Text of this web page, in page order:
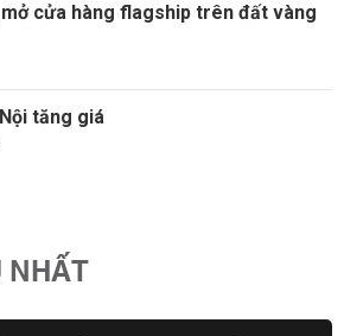
cửa hàng flagship trên đất vàng
tăng giá